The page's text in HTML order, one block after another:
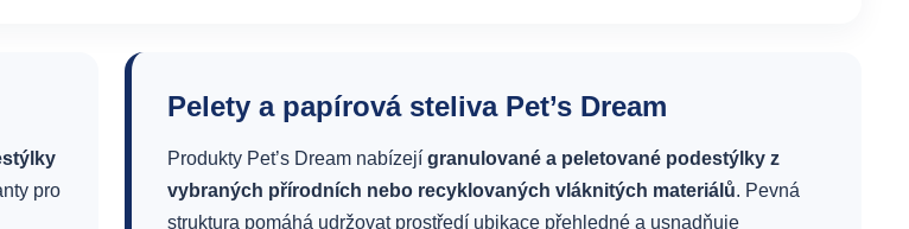
pro
Pelety a papírová steliva Pet’s Dream
Produkty Pet’s Dream nabízejí granulované a peletované podestýlky z
vybraných přírodních nebo recyklovaných vláknitých materiálů. Pevná
struktura pomáhá udržovat prostředí ubikace přehledné a usnadňuje